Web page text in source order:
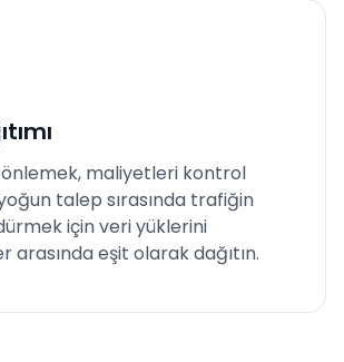
önlemek, maliyetleri kontrol
talep sırasında trafiğin
için veri yüklerini
eşit olarak dağıtın.